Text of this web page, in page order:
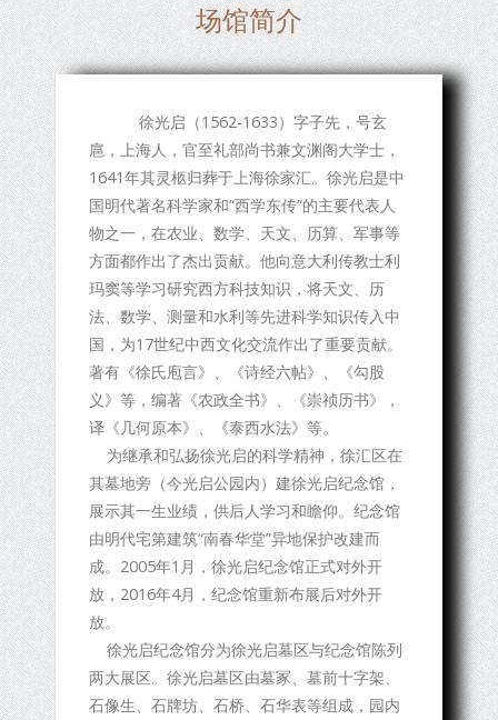
场馆简介
徐光启（1562-1633）字子先，号玄
扈，上海人，官至礼部尚书兼文渊阁大学士，
1641年其灵柩归葬于上海徐家汇。徐光启是中
国明代著名科学家和“西学东传”的主要代表人
物之一，在农业、数学、天文、历算、军事等
方面都作出了杰出贡献。他向意大利传教士利
玛窦等学习研究西方科技知识，将天文、历
法、数学、测量和水利等先进科学知识传入中
国，为17世纪中西文化交流作出了重要贡献。
著有《徐氏庖言》、《诗经六帖》、《勾股
义》等，编著《农政全书》、《崇祯历书》，
译《几何原本》、《泰西水法》等。
为继承和弘扬徐光启的科学精神，徐汇区在
其墓地旁（今光启公园内）建徐光启纪念馆，
展示其一生业绩，供后人学习和瞻仰。纪念馆
由明代宅第建筑“南春华堂”异地保护改建而
成。2005年1月，徐光启纪念馆正式对外开
放，2016年4月，纪念馆重新布展后对外开
放。
徐光启纪念馆分为徐光启墓区与纪念馆陈列
两大展区。徐光启墓区由墓冢、墓前十字架、
石像生、石牌坊、石桥、石华表等组成，园内